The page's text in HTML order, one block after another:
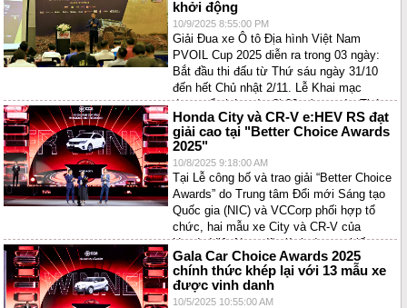
khởi động
10/9/2025 8:55:00 PM
Giải Đua xe Ô tô Địa hình Việt Nam
PVOIL Cup 2025 diễn ra trong 03 ngày:
Bắt đầu thi đấu từ Thứ sáu ngày 31/10
đến hết Chủ nhật 2/11. Lễ Khai mạc
được tổ chức vào 8h00 sáng ngày Thứ
bảy 1/11 và Lễ Bế mạc tiến hành vào
18h00 ngày Chủ nhật 2/11.
Honda City và CR-V e:HEV RS đạt
giải cao tại "Better Choice Awards
2025"
10/8/2025 9:18:00 AM
Tại Lễ công bố và trao giải “Better Choice
Awards” do Trung tâm Đổi mới Sáng tạo
Quốc gia (NIC) và VCCorp phối hợp tổ
chức, hai mẫu xe City và CR-V của
Honda Việt Nam dã giành được chiến
thắng ở các hạng mục tiêu biểu do Hội
đồng thẩm định và người dùng bình
chọn.
Gala Car Choice Awards 2025
chính thức khép lại với 13 mẫu xe
được vinh danh
10/5/2025 10:55:00 AM